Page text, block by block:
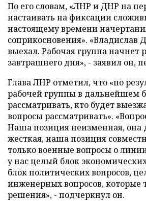
По его словам, «ЛНР и ДНР на
настаивать на фиксации
настоящему времени
соприкосновения». «Владислав
выехал. Рабочая группа начнет
завтрашнего дня», - заявил он,
Глава ЛНР отметил, что «по
рабочей группы в дальнейшем
рассматривать, кто будет
вопросы рассматривать».
Наша позиция неизменная, она
жесткая, наша позиция
только военные вопросы о
у нас целый блок
блок политических вопросов,
инженерных вопросов, которые
решения», - подчеркнул он.